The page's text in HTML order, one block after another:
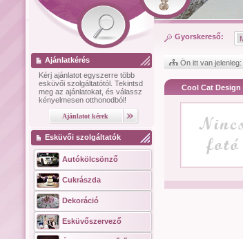
Ajánlatkérés
Kérj ajánlatot egyszerre több
esküvői szolgáltatótól. Tekintsd
meg az ajánlatokat, és válassz
kényelmesen otthonodból!
Esküvői szolgáltatók
Autókölcsönző
Cukrászda
Dekoráció
Esküvőszervező
Gyorskereső:
Ön itt van jelenleg:
Cool Cat Design